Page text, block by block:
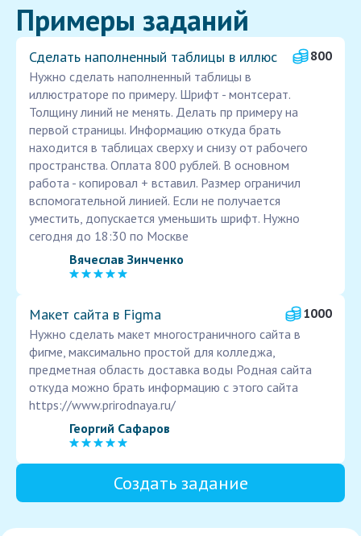
Примеры заданий
Сделать наполненный таблицы в иллюс
800
Нужно сделать наполненный таблицы в
иллюстраторе по примеру. Шрифт - монтсерат.
Толщину линий не менять. Делать пр примеру на
первой страницы. Информацию откуда брать
находится в таблицах сверху и снизу от рабочего
пространства. Оплата 800 рублей. В основном
работа - копировал + вставил. Размер ограничил
вспомогательной линией. Если не получается
уместить, допускается уменьшить шрифт. Нужно
сегодня до 18:30 по Москве
Вячеслав Зинченко
Макет сайта в Figma
1000
Нужно сделать макет многостраничного сайта в
фигме, максимально простой для колледжа,
предметная область доставка воды Родная сайта
откуда можно брать информацию с этого сайта
https://www.prirodnaya.ru/
Георгий Сафаров
Создать задание